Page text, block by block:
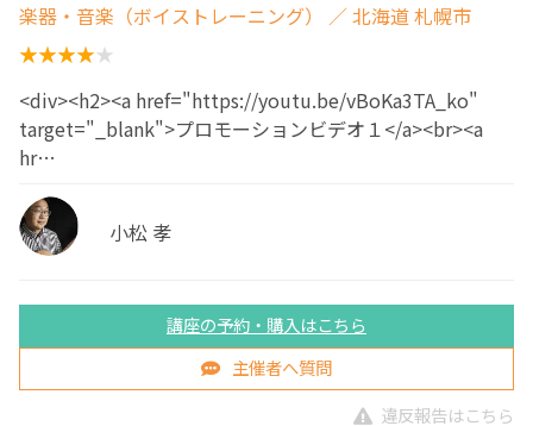
楽器・音楽（ボイストレーニング） ／ 北海道 札幌市
<div><h2><a href="https://youtu.be/vBoKa3TA_ko"
target="_blank">プロモーションビデオ１</a><br><a
hr…
小松 孝
講座の予約・購入はこちら
主催者へ質問
違反報告はこちら